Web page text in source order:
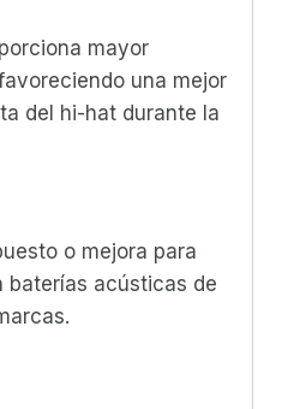
mayor
una mejor
del hi-hat durante la
o mejora para
baterías acústicas de